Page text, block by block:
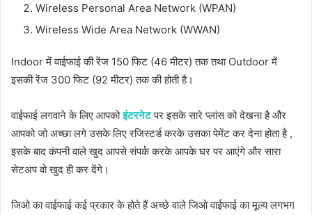
Wireless Personal Area Network (WPAN)
Wireless Wide Area Network (WWAN)
Indoor में वाईफाई की रेंज 150 फिट (46 मीटर) तक तथा Outdoor में
इसकी रेंज 300 फिट (92 मीटर) तक की होती है।
वाईफाई लगवाने के लिए आपकोइंटरनेटपर इसके सारे प्लांस को देखना है और
आपको जो अच्छा लगे उसके लिए रजिस्टर्ड करके उसका पेमेंट कर देना होता है ,
इसके बाद कंपनी वाले खुद आपसे संपर्क करके आपके घर पर आएंगे और सारा
सेटअप वो खुद ही कर देंगे।
जिओ का वाईफाई कई प्रकार के होते हैं अच्छे वाले जिओ वाईफाई का मूल्य लगभग